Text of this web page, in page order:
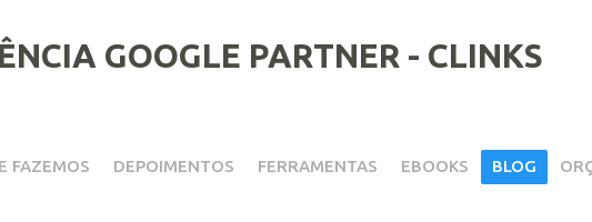
FAZEMOS DEPOIMENTOS FERRAMENTAS EBOOKS BLOG
Para Anunciantes no Google Ads